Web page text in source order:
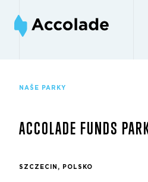
NAŠE PARKY
ACCOLADE FUNDS
SZCZECIN, POLSKO